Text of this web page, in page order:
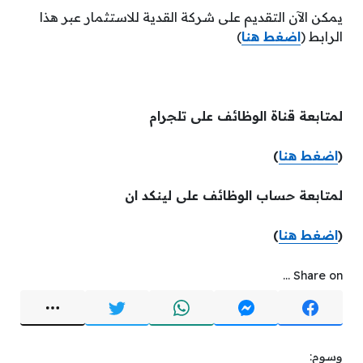
يمكن الآن التقديم على شركة القدية للاستثمار عبر هذا
الرابط (اضغط هنا)
لمتابعة قناة الوظائف على تلجرام
(اضغط هنا)
لمتابعة حساب الوظائف على لينكد ان
(اضغط هنا)
Share on ...
وسوم: